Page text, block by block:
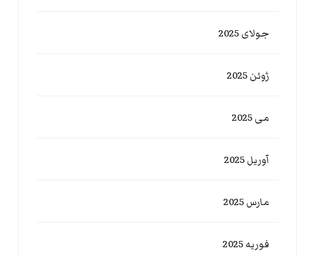
جولای 2025
ژوئن 2025
می 2025
آوریل 2025
مارس 2025
فوریه 2025